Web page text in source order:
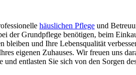
häuslichen Pflege und
der Grundpflege benötigen, beim
bleiben und Ihre Lebensqualität
eigenen Zuhauses. Wir freuen uns
entlasten Sie sich von den Sorgen